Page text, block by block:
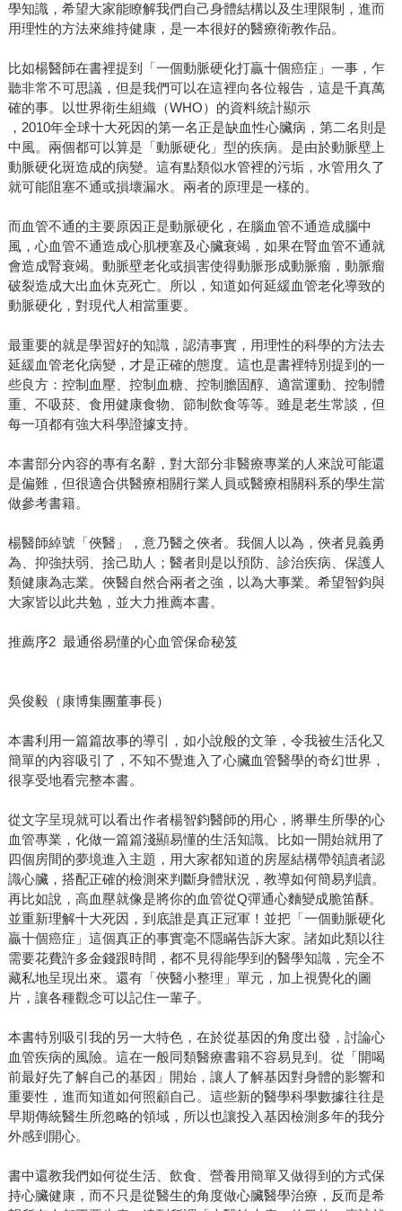
學知識，希望大家能瞭解我們自己身體結構以及生理限制，進而
用理性的方法來維持健康，是一本很好的醫療衛教作品。
比如楊醫師在書裡提到「一個動脈硬化打贏十個癌症」一事，乍
聽非常不可思議，但是我們可以在這裡向各位報告，這是千真萬
確的事。以世界衛生組織（WHO）的資料統計顯示
，2010年全球十大死因的第一名正是缺血性心臟病，第二名則是
中風。兩個都可以算是「動脈硬化」型的疾病。是由於動脈壁上
動脈硬化斑造成的病變。這有點類似水管裡的污垢，水管用久了
就可能阻塞不通或損壞漏水。兩者的原理是一樣的。
而血管不通的主要原因正是動脈硬化，在腦血管不通造成腦中
風，心血管不通造成心肌梗塞及心臟衰竭，如果在腎血管不通就
會造成腎衰竭。動脈壁老化或損害使得動脈形成動脈瘤，動脈瘤
破裂造成大出血休克死亡。所以，知道如何延緩血管老化導致的
動脈硬化，對現代人相當重要。
最重要的就是學習好的知識，認清事實，用理性的科學的方法去
延緩血管老化病變，才是正確的態度。這也是書裡特別提到的一
些良方：控制血壓、控制血糖、控制膽固醇、適當運動、控制體
重、不吸菸、食用健康食物、節制飲食等等。雖是老生常談，但
每一項都有強大科學證據支持。
本書部分內容的專有名辭，對大部分非醫療專業的人來說可能還
是偏難，但很適合供醫療相關行業人員或醫療相關科系的學生當
做參考書籍。
楊醫師綽號「俠醫」，意乃醫之俠者。我個人以為，俠者見義勇
為、抑強扶弱、捨己助人；醫者則是以預防、診治疾病、保護人
類健康為志業。俠醫自然合兩者之強，以為大事業。希望智鈞與
大家皆以此共勉，並大力推薦本書。
推薦序2 最通俗易懂的心血管保命秘笈
吳俊毅（康博集團董事長）
本書利用一篇篇故事的導引，如小說般的文筆，令我被生活化又
簡單的內容吸引了，不知不覺進入了心臟血管醫學的奇幻世界，
很享受地看完整本書。
從文字呈現就可以看出作者楊智鈞醫師的用心，將畢生所學的心
血管專業，化做一篇篇淺顯易懂的生活知識。比如一開始就用了
四個房間的夢境進入主題，用大家都知道的房屋結構帶領讀者認
識心臟，搭配正確的檢測來判斷身體狀況，教導如何簡易判讀。
再比如說，高血壓就像是將你的血管從Q彈通心麵變成脆笛酥。
並重新理解十大死因，到底誰是真正冠軍！並把「一個動脈硬化
贏十個癌症」這個真正的事實毫不隱瞞告訴大家。諸如此類以往
需要花費許多金錢跟時間，都不見得能學到的醫學知識，完全不
藏私地呈現出來。還有「俠醫小整理」單元，加上視覺化的圖
片，讓各種觀念可以記住一輩子。
本書特別吸引我的另一大特色，在於從基因的角度出發，討論心
血管疾病的風險。這在一般同類醫療書籍不容易見到。從「開喝
前最好先了解自己的基因」開始，讓人了解基因對身體的影響和
重要性，進而知道如何照顧自己。這些新的醫學科學數據往往是
早期傳統醫生所忽略的領域，所以也讓投入基因檢測多年的我分
外感到開心。
書中還教我們如何從生活、飲食、營養用簡單又做得到的方式保
持心臟健康，而不只是從醫生的角度做心臟醫學治療，反而是希